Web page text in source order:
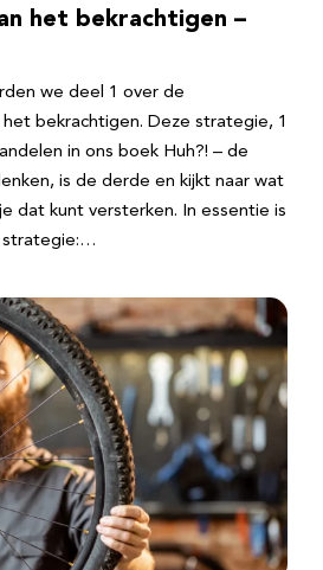
het bekrachtigen –
we deel 1 over de
bekrachtigen. Deze strategie, 1
in ons boek Huh?! – de
is de derde en kijkt naar wat
dat kunt versterken. In essentie is
strategie:…